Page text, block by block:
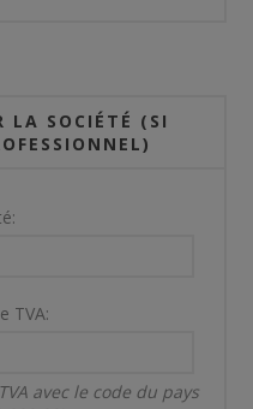
LA SOCIÉTÉ (SI
TVA:
avec le code du pays